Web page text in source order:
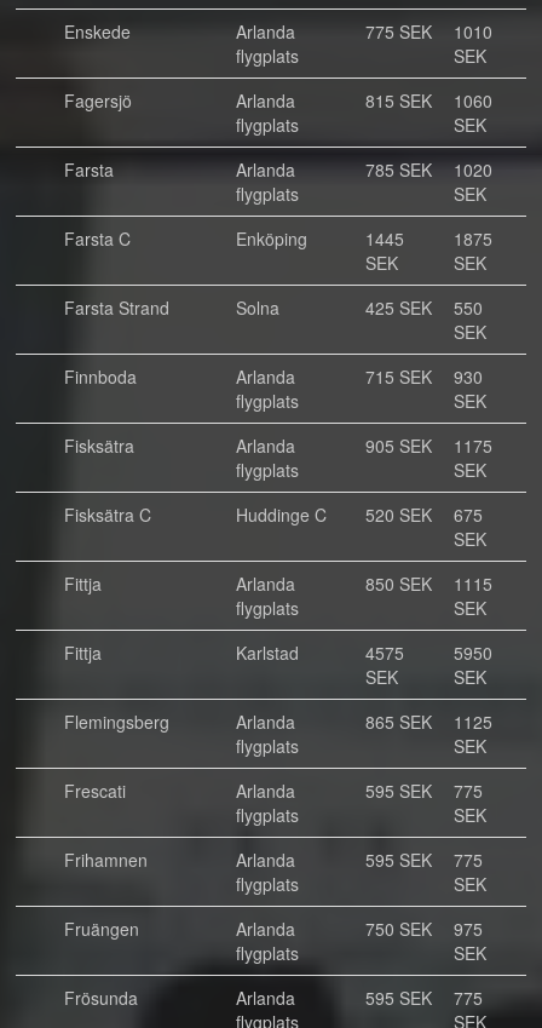
Enskede
Arlanda
flygplats
775 SEK
1010
SEK
Fagersjö
Arlanda
flygplats
815 SEK
1060
SEK
Farsta
Arlanda
flygplats
785 SEK
1020
SEK
Farsta C
Enköping
1445
SEK
1875
SEK
Farsta Strand
Solna 425 SEK
550
SEK
Finnboda
Arlanda
flygplats
715 SEK
930
SEK
Fisksätra
Arlanda
flygplats
905 SEK
1175
SEK
Fisksätra C
Huddinge C 520 SEK
675
SEK
Fittja
Arlanda
flygplats
850 SEK
1115
SEK
Fittja
Karlstad
4575
SEK
5950
SEK
Flemingsberg
Arlanda
flygplats
865 SEK
1125
SEK
Frescati
Arlanda
flygplats
595 SEK
775
SEK
Frihamnen
Arlanda
flygplats
595 SEK
775
SEK
Fruängen
Arlanda
flygplats
750 SEK
975
SEK
Frösunda
Arlanda
flygplats
595 SEK
775
SEK